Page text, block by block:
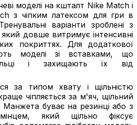
моделі на кшталт Nike Match і
з чіпким латексом для гри в
варіанти зроблені з
який довше витримує інтенсивні
покриттях. Для додаткової
моделі зі вставками, що
і захищають їх від
за типом хвату і щільністю
чіпляється за м'яч, щільний
Манжета буває на резинці або з
який щільно фіксує